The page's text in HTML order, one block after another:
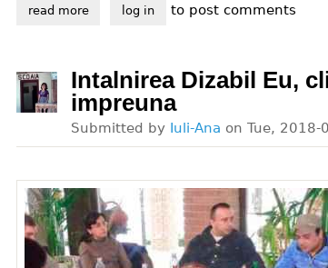
read moreabout intalnire dizabil eu cu activistul
log in to post comments
Intalnirea Dizabil Eu,
impreuna
Submitted by Iuli-Ana on Tue, 2018-